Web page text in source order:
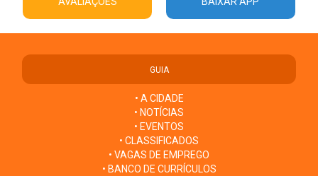
GUIA
• A CIDADE
• NOTÍCIAS
• EVENTOS
• CLASSIFICADOS
• VAGAS DE EMPREGO
• BANCO DE CURRÍCULOS